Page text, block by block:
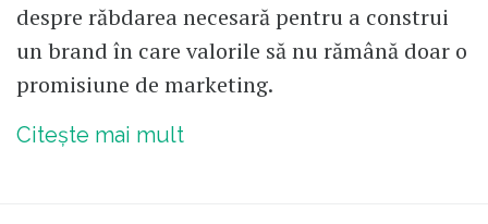
despre răbdarea necesară pentru a construi
un brand în care valorile să nu rămână doar o
promisiune de marketing.
Citește mai mult